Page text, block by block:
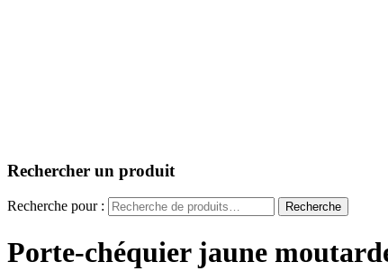
Rechercher un produit
Recherche pour : Recherche
Porte-chéquier jaune